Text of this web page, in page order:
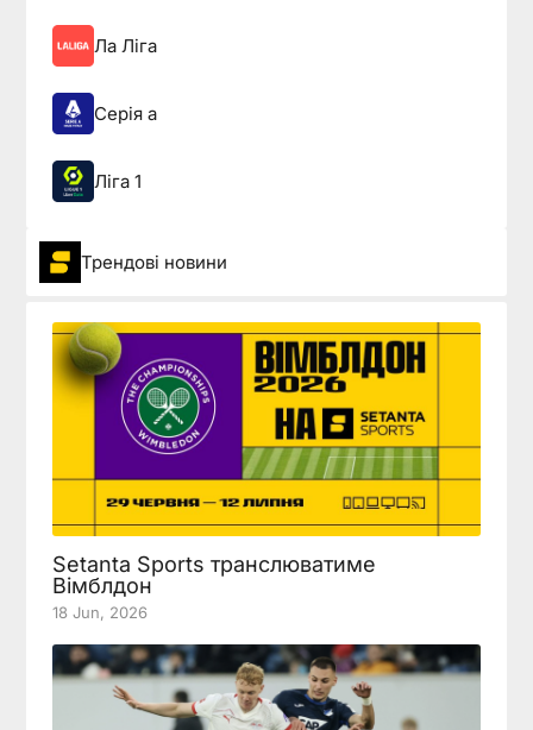
Ла Ліга
Серія а
Ліга 1
Трендові новини
Setanta Sports транслюватиме
Вімблдон
18 Jun, 2026